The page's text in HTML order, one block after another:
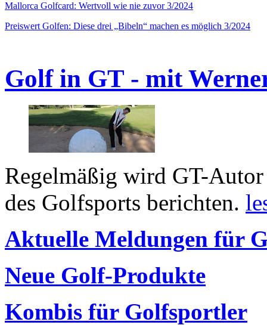
Mallorca Golfcard: Wertvoll wie nie zuvor 3/2024
Preiswert Golfen: Diese drei „Bibeln“ machen es möglich 3/2024
Golf in GT - mit
Regelmäßig wird GT-
des Golfsports berichten.
Aktuelle Meldungen für
Neue Golf-Produkte
Kombis für Golfsportler